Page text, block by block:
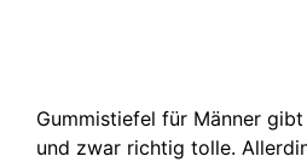
Gummistiefel für Männer
und zwar richtig tolle.